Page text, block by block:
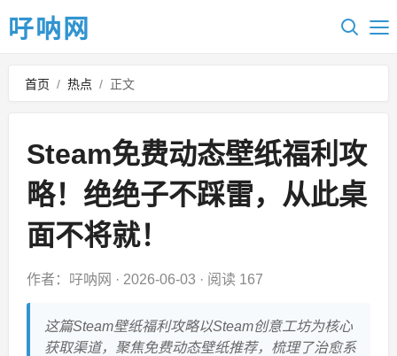
吇呐网
首页 / 热点 / 正文
Steam免费动态壁纸福利攻
略！绝绝子不踩雷，从此桌
面不将就！
作者：吇呐网 · 2026-06-03 · 阅读 167
这篇Steam壁纸福利攻略以Steam创意工坊为核心
获取渠道，聚焦免费动态壁纸推荐，梳理了治愈系